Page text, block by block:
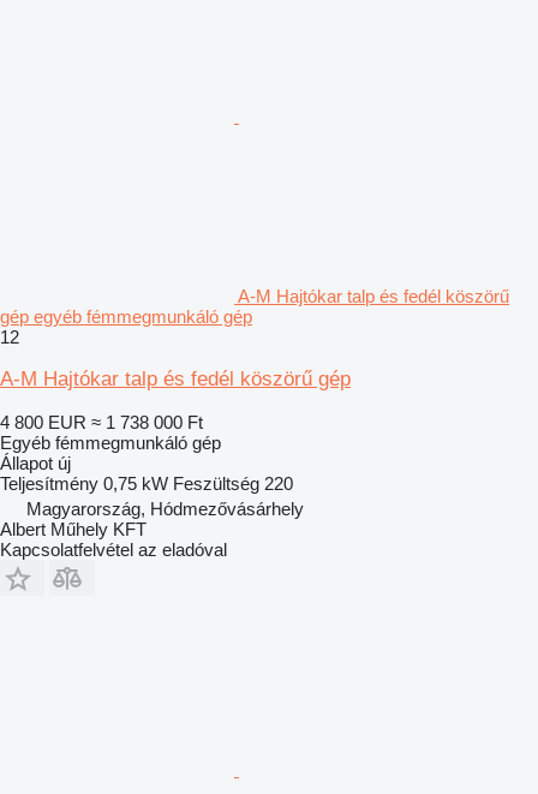
A-M Hajtókar talp és fedél köszörű
gép egyéb fémmegmunkáló gép
12
A-M Hajtókar talp és fedél köszörű gép
4 800 EUR ≈ 1 738 000 Ft
Egyéb fémmegmunkáló gép
Állapot új
Teljesítmény 0,75 kW Feszültség 220
Magyarország, Hódmezővásárhely
Albert Műhely KFT
Kapcsolatfelvétel az eladóval